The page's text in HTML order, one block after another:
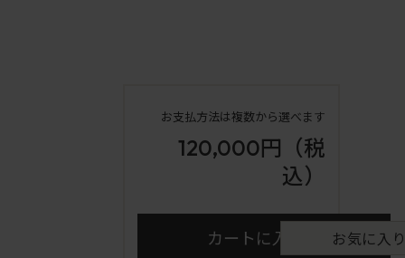
お支払方法は複数から選べます
120,000円 （税
込）
カートに入れる お気に入